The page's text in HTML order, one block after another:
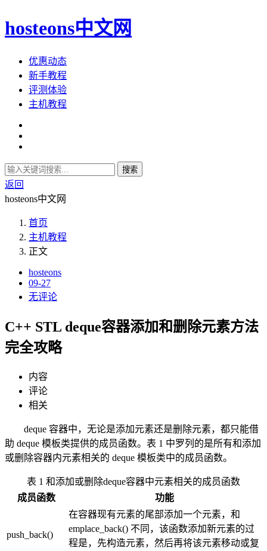
hosteons中文网
优惠动态
新手教程
评测体验
主机教程
搜索
返回
hosteons中文网
首页
主机教程
正文
hosteons
09-27
无评论
C++ STL deque容器添加和删除元素方法
完全攻略
内容
评论
相关
deque 容器中，无论是添加元素还是删除元素，都只能借
助 deque 模板类提供的成员函数。表 1 中罗列的是所有和添加
或删除容器内元素相关的 deque 模板类中的成员函数。
表 1 和添加或删除deque容器中元素相关的成员函数
成员函数
功能
push_back()
在容器现有元素的尾部添加一个元素，和
emplace_back() 不同，该函数添加新元素的过
程是，先构造元素，然后再将该元素移动或复